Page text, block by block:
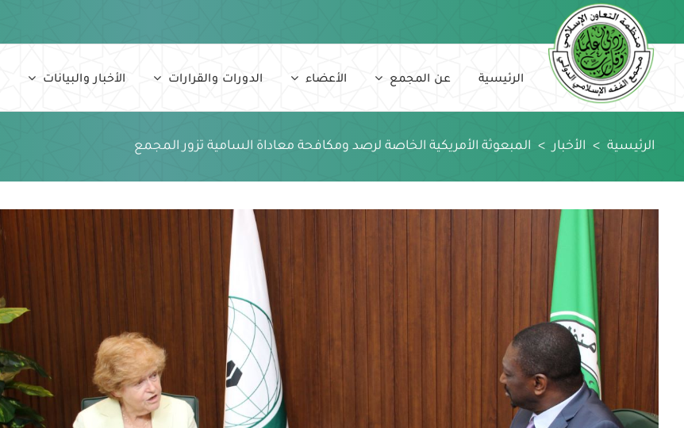
content
الرئيسية عن المجمع الأعضاء الدورات والقرارات الأخبار والبيانات
الرئيسية > الأخبار > المبعوثة الأمريكية الخاصة لرصد ومكافحة معاداة السامية تزور المجمع